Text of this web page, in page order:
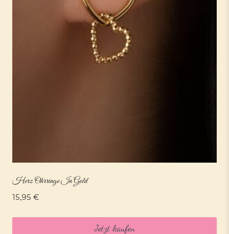
Herz Ohrringe In Gold
15,95 €
Jetzt kaufen